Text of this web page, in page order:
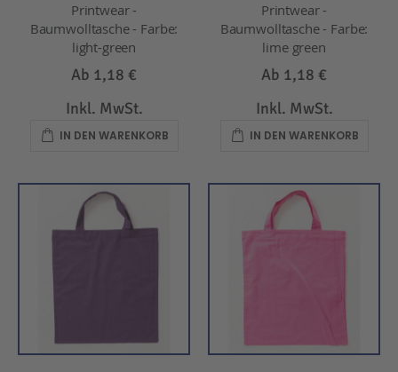
Printwear -
Baumwolltasche - Farbe:
light-green
Ab 1,18 €
Inkl. MwSt.
IN DEN WARENKORB
Printwear -
Baumwolltasche - Farbe:
lime green
Ab 1,18 €
Inkl. MwSt.
IN DEN WARENKORB